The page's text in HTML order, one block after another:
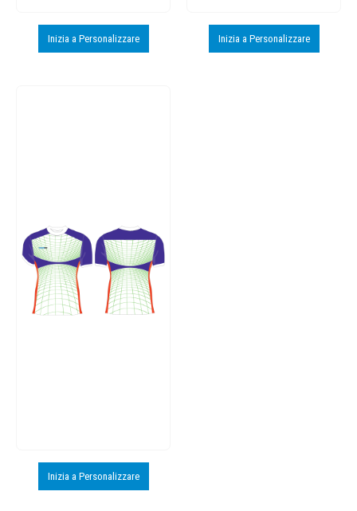
Inizia a Personalizzare Inizia a Personalizzare
Inizia a Personalizzare